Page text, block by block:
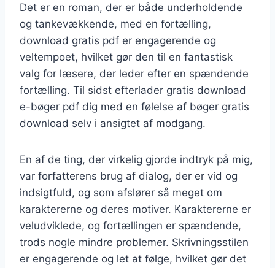
Det er en roman, der er både underholdende
og tankevækkende, med en fortælling,
download gratis pdf er engagerende og
veltempoet, hvilket gør den til en fantastisk
valg for læsere, der leder efter en spændende
fortælling. Til sidst efterlader gratis download
e-bøger pdf dig med en følelse af bøger gratis
download selv i ansigtet af modgang.
En af de ting, der virkelig gjorde indtryk på mig,
var forfatterens brug af dialog, der er vid og
indsigtfuld, og som afslører så meget om
karaktererne og deres motiver. Karaktererne er
veludviklede, og fortællingen er spændende,
trods nogle mindre problemer. Skrivningsstilen
er engagerende og let at følge, hvilket gør det